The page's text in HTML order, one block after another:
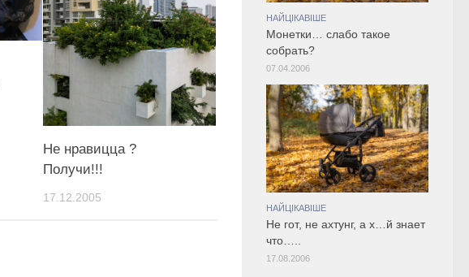
Не нравицца ?
Получи!!!
17.12.2005
НАЙЦІКАВІШЕ
Монетки… слабо такое
собрать?
07.04.2006
НАЙЦІКАВІШЕ
Не гот, не ахтунг, а х…й знает
что…..
17.08.2006